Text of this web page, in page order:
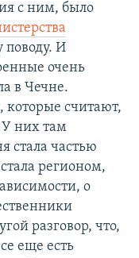
с ним, было
поводу. И
очень
в Чечне.
которые считают,
У них там
стала частью
регионом,
о
разговор, что,
еще есть